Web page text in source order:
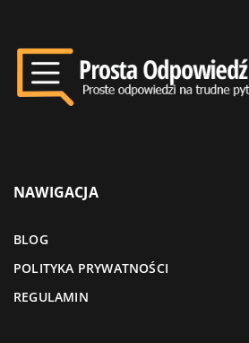
NAWIGACJA
BLOG
POLITYKA PRYWATNOŚCI
REGULAMIN